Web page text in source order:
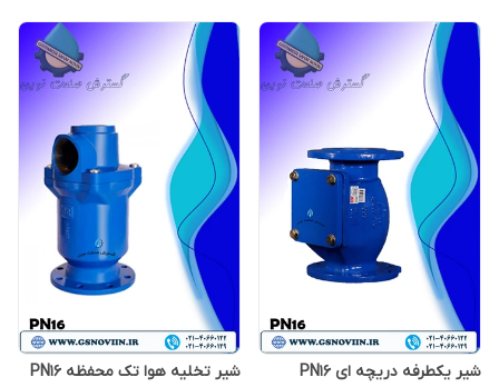
شیر یکطرفه دریچه ای PN16
شیر تخلیه هوا تک محفظه PN16